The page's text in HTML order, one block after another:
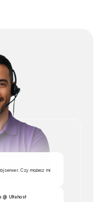
serwer. Czy możesz mi
@ Ultahost